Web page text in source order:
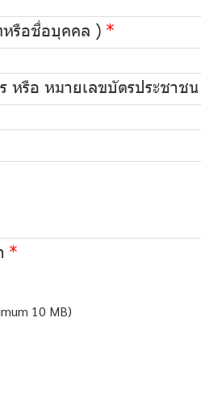
หรือชื่อบุคคล )
หรือ หมายเลขบัตรประชาชน
10 MB)